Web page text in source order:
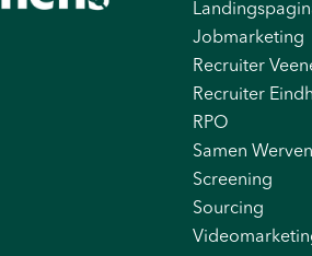
Jobmarketing
Recruiter
Recruiter
RPO
Samen Werven
Screening
Sourcing